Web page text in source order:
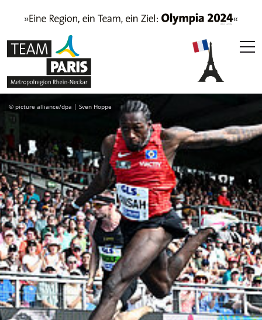
© picture alliance/dpa | Sven Hoppe